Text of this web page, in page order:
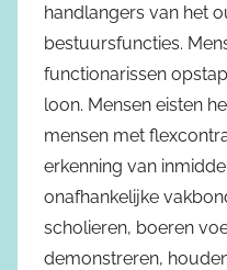
handlangers van het
bestuursfuncties.
functionarissen
loon. Mensen eisten
mensen met
erkenning van
onafhankelijke
scholieren, boeren
demonstreren,